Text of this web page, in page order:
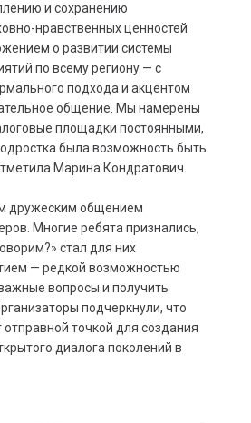
и сохранению
нравственных ценностей
о развитии системы
по всему региону — с
подхода и акцентом
общение. Мы намерены
площадки постоянными,
была возможность быть
Марина Кондратович.
дружеским общением
Многие ребята признались,
стал для них
— редкой возможностью
вопросы и получить
подчеркнули, что
отправной точкой для создания
диалога поколений в